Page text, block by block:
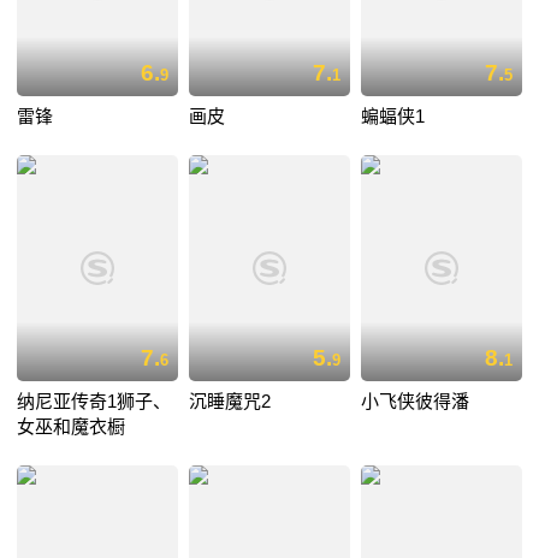
6.9
雷锋
7.1
画皮
7.5
蝙蝠侠1
7.6
纳尼亚传奇1狮子、
女巫和魔衣橱
5.9
沉睡魔咒2
8.1
小飞侠彼得潘